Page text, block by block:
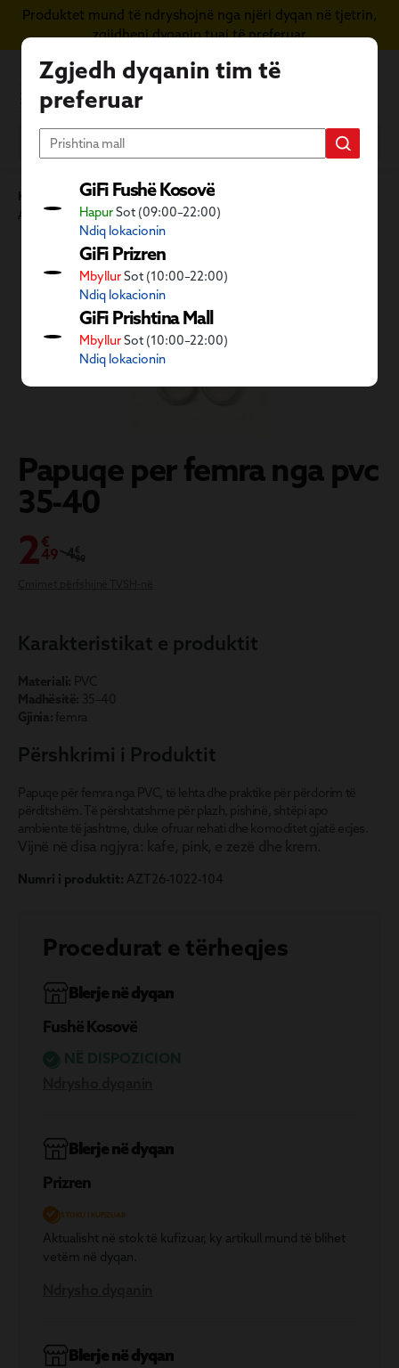
Kapërce te përmbajtja kryesore
Produktet mund të ndryshojnë nga njëri dyqan në tjetrin,
zgjidheni dyqanin tuaj të preferuar
Zgjedh dyqanin tim të
preferuar
GiFi Fushë Kosovë
HapurSot (09:00–22:00)
Ndiq lokacionin
GiFi Prizren
MbyllurSot (10:00–22:00)
Ndiq lokacionin
GiFi Prishtina Mall
MbyllurSot (10:00–22:00)
Ndiq lokacionin
Kategoritë GiFi
Ambient i jashtëm dhe dyqani i kafshëve
Aktivitete në natyrë
Pajisje plazhi
Kalo galerinë e imazheve
Papuqe per femra nga pvc
35-40
2€
49
Karakteristikat e produktit
Përshkrimi i Produktit
Numri i produktit: AZT26-1022-104
Procedurat e tërheqjes
Blerje në dyqan
Fushë Kosovë
Blerje në dyqan
Prizren
STOKU I KUFIZUAR
Aktualisht në stok të kufizuar, ky artikull mund të blihet
vetëm në dyqan.
Blerje në dyqan